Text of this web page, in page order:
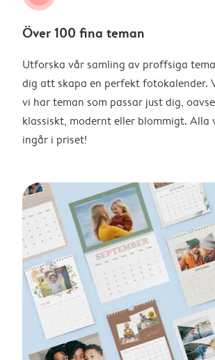
Över 100 fina teman
Utforska vår samling av proffsiga
dig att skapa en perfekt fotokalender.
vi har teman som passar just dig,
klassiskt, modernt eller blommigt. Alla
ingår i priset!